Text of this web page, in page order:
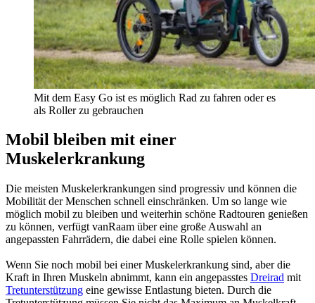
Mit dem Easy Go ist es möglich Rad zu fahren oder es
als Roller zu gebrauchen
Mobil bleiben mit einer
Muskelerkrankung
Die meisten Muskelerkrankungen sind progressiv und können die
Mobilität der Menschen schnell einschränken. Um so lange wie
möglich mobil zu bleiben und weiterhin schöne Radtouren genießen
zu können, verfügt vanRaam über eine große Auswahl an
angepassten Fahrrädern, die dabei eine Rolle spielen können.
Wenn Sie noch mobil bei einer Muskelerkrankung sind, aber die
Kraft in Ihren Muskeln abnimmt, kann ein angepasstes Dreirad mit
Tretunterstützung eine gewisse Entlastung bieten. Durch die